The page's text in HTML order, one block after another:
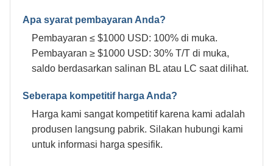
Apa syarat pembayaran Anda?
Pembayaran ≤ $1000 USD: 100% di muka.
Pembayaran ≥ $1000 USD: 30% T/T di muka,
saldo berdasarkan salinan BL atau LC saat dilihat.
Seberapa kompetitif harga Anda?
Harga kami sangat kompetitif karena kami adalah
produsen langsung pabrik. Silakan hubungi kami
untuk informasi harga spesifik.